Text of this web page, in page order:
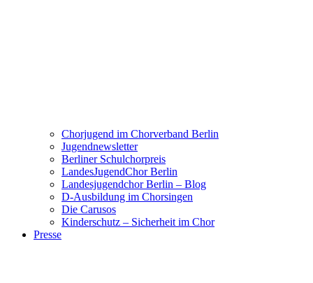
Chorjugend im Chorverband Berlin
Jugendnewsletter
Berliner Schulchorpreis
LandesJugendChor Berlin
Landesjugendchor Berlin – Blog
D-Ausbildung im Chorsingen
Die Carusos
Kinderschutz – Sicherheit im Chor
Presse